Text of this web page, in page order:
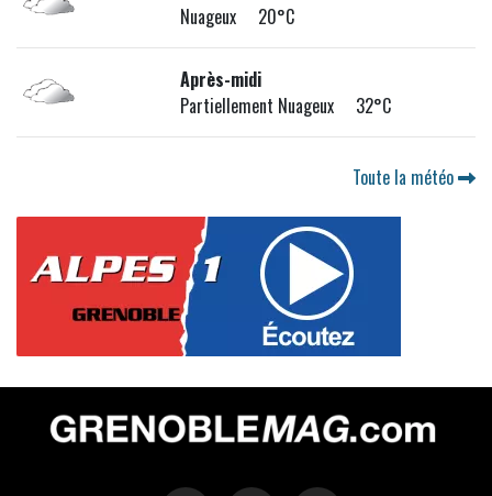
Nuageux 20°C
Après-midi
Partiellement Nuageux 32°C
Toute la météo